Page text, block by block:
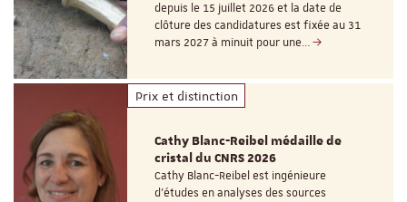
depuis le 15 juillet 2026 et la date de
clôture des candidatures est fixée au 31
mars 2027 à minuit pour une…
Prix et distinction
Cathy Blanc-Reibel médaille de
cristal du CNRS 2026
Cathy Blanc-Reibel est ingénieure
d’études en analyses des sources